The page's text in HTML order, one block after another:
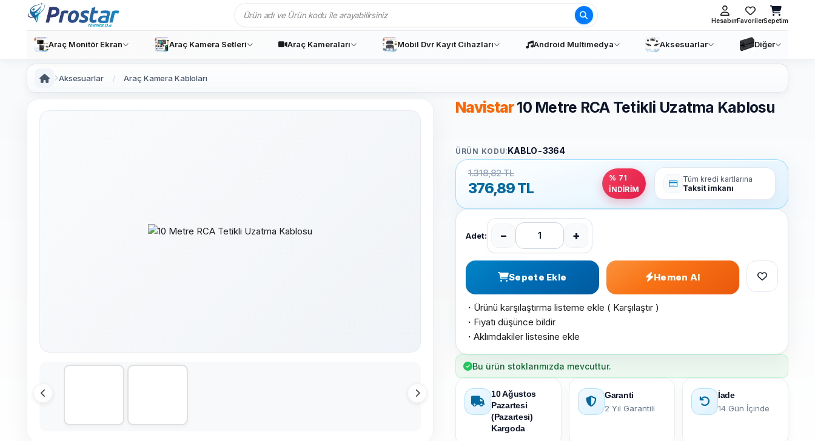
Ara HesabımFavorilerSepetim
Araç Monitör Ekran Araç Kamera Setleri Araç Kameraları Mobil Dvr Kayıt Cihazları Android Multimedya Aksesuarlar Diğer
Aksesuarlar Araç Kamera Kabloları
Navistar10 Metre RCA Tetikli Uzatma Kablosu
ÜRÜN KODU:KABLO-3364
1.318,82 TL
376,89TL
% 71
İNDİRİM
Tüm kredi kartlarına
Taksit imkanı
Adet: − +
Sepete Ekle Hemen Al
· Ürünü karşılaştırma listeme ekle ( Karşılaştır )
· Fiyatı düşünce bildir
· Aklımdakiler listesine ekle
Bu ürün stoklarımızda mevcuttur.
10 Ağustos
Pazartesi
(Pazartesi)
Kargoda
Garanti
2 Yıl Garantili
İade
14 Gün İçinde